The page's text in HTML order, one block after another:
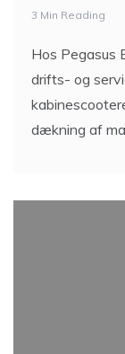
3 Min Reading
Hos Pegasus
drifts- og
dækning af